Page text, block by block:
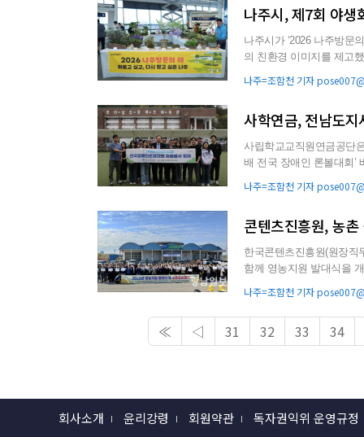
나주시, 제7회 야생
나주시가 ‘2026 나주방문
의 친환경 이미지를 제고했다. 15일 시에 따르면 지난 10일부터 12일까지 나주역 전시
나주=조함천 기자
사학연금, 전남도
사립학교교직원연금공단
배 전국 장애인 론볼대회’ 배식·안전 봉사에 나섰
나주=조함천 기자
콘텐츠진흥원, 농
한국콘텐츠진흥원(원장
함께 영농지원 발대식을 개최하고 농
나주=조함천 기자
≪ ◁ 31 32 33 34
회사소개 윤리강령 회원약관 독자권익위 운영규정